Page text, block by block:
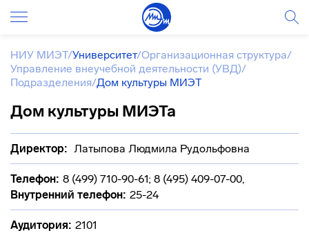
НИУ МИЭТ/Университет/Организационная структура/
Управление внеучебной деятельности (УВД)/
Подразделения/Дом культуры МИЭТ
Дом культуры МИЭТа
Директор: Латыпова Людмила Рудольфовна
Телефон: 8 (499) 710-90-61; 8 (495) 409-07-00,
Внутренний телефон: 25-24
Аудитория: 2101